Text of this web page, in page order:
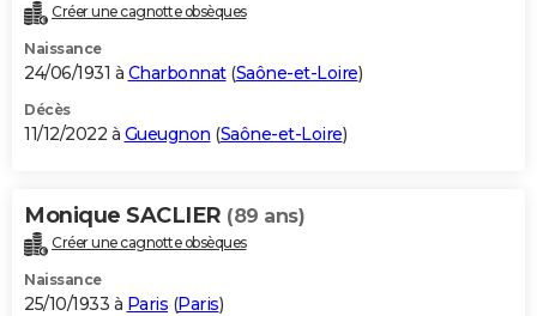
Créer une cagnotte obsèques
Naissance
24/06/1931 à Charbonnat(Saône-et-Loire)
Décès
11/12/2022 à Gueugnon (Saône-et-Loire)
Monique SACLIER (89 ans)
Créer une cagnotte obsèques
Naissance
25/10/1933 à Paris (Paris)